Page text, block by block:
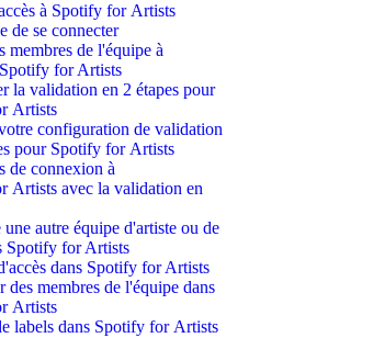
à Spotify for Artists
de se connecter
membres de l'équipe à
for Artists
la validation en 2 étapes pour
Artists
configuration de validation
pour Spotify for Artists
de connexion à
Artists avec la validation en
autre équipe d'artiste ou de
Spotify for Artists
dans Spotify for Artists
des membres de l'équipe dans
Artists
labels dans Spotify for Artists